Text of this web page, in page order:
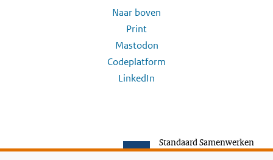
Naar boven
Print
Mastodon
Codeplatform
LinkedIn
Standaard Samenwerken